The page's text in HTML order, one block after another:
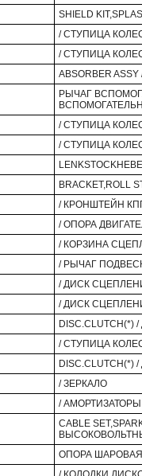
SHIELD
/ СТУПИЦА
/ СТУПИЦА
ABSORBER
РЫЧАГ
/ СТУПИЦА
/ СТУПИЦА
BRACKET,ROLL
/ КРОНШТЕЙН
/ ОПОРА
/ КОРЗИНА
/ РЫЧАГ
/ ДИСК
/ ДИСК
/ СТУПИЦА
DISC.CLUTCH(*)
/ ЗЕРКАЛО
/
CABLE
ОПОРА